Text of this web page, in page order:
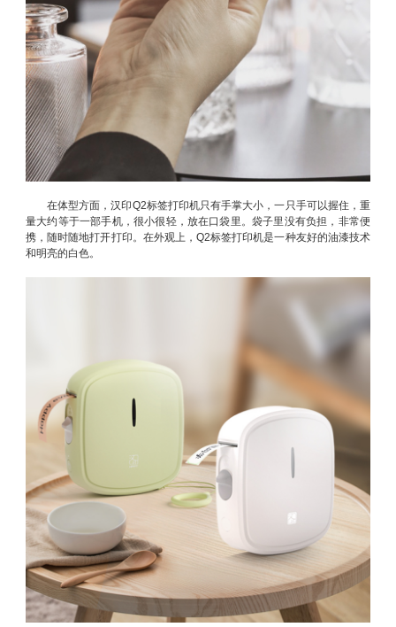
在体型方面，汉印Q2标签打印机只有手掌大小，一只手可以握住，重
量大约等于一部手机，很小很轻，放在口袋里。袋子里没有负担，非常便
携，随时随地打开打印。在外观上，Q2标签打印机是一种友好的油漆技术
和明亮的白色。